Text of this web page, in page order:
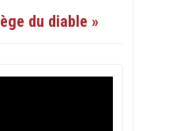
du diable »